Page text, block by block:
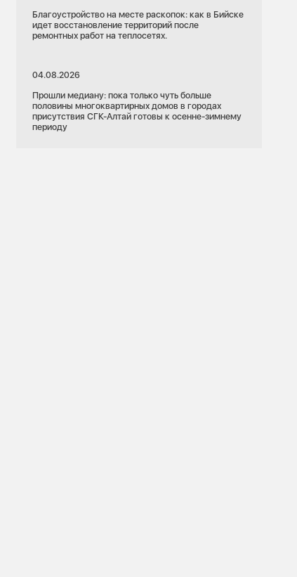
Благоустройство на месте раскопок: как в Бийске
идет восстановление территорий после
ремонтных работ на теплосетях.
04.08.2026
Прошли медиану: пока только чуть больше
половины многоквартирных домов в городах
присутствия СГК-Алтай готовы к осенне-зимнему
периоду